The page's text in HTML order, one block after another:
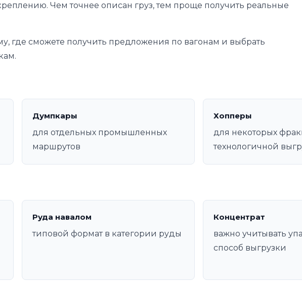
Чем точнее описан груз, тем проще получить реальные
где сможете получить предложения по вагонам и выбрать
Думпкары
для отдельных промышленных
маршрутов
Хопперы
для некоторых
технологичной
Руда навалом
типовой формат в категории руды
Концентрат
важно учитывать
способ выгрузки